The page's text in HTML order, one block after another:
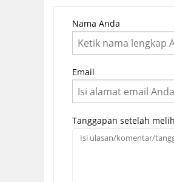
Nama Anda
Email
Tanggapan setelah